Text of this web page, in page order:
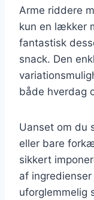
Arme riddere
kun en lækker
fantastisk
snack. Den
både hverdag
Uanset om du
eller bare
sikkert
af
uforglemmelig